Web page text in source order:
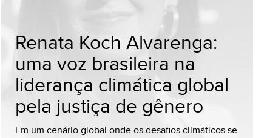
Renata Koch Alvarenga:
uma voz brasileira na
liderança climática global
pela justiça de gênero
Em um cenário global onde os desafios climáticos se